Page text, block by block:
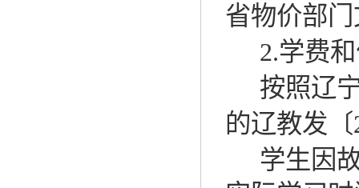
省物价部
2.学费
按照辽
的辽教发〔
学生因